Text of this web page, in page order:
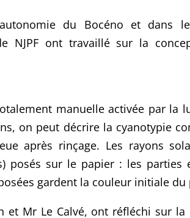
du Bocéno et dans
NJPF ont travaillé sur la
manuelle activée par la
on peut décrire la cyanotypie
après rinçage. Les rayons
posés sur le papier : les parties
gardent la couleur initiale du
et Mr Le Calvé, ont réfléchi sur